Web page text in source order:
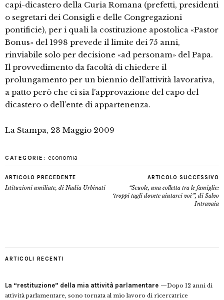
capi-dicastero della Curia Romana (prefetti, presidenti
o segretari dei Consigli e delle Congregazioni
pontificie), per i quali la costituzione apostolica «Pastor
Bonus» del 1998 prevede il limite dei 75 anni,
rinviabile solo per decisione «ad personam» del Papa.
Il provvedimento da facoltà di chiedere il
prolungamento per un biennio dell’attività lavorativa,
a patto però che ci sia l’approvazione del capo del
dicastero o dell’ente di appartenenza.
La Stampa, 23 Maggio 2009
CATEGORIE: economia
ARTICOLO PRECEDENTE
Istituzioni umiliate, di Nadia Urbinati
ARTICOLO SUCCESSIVO
“Scuole, una colletta tra le famiglie:
‘troppi tagli dovete aiutarci voi'”, di Salvo
Intravaia
ARTICOLI RECENTI
La “restituzione” della mia attività parlamentare
Dopo 12 anni di
attività parlamentare, sono tornata al mio lavoro di ricercatrice